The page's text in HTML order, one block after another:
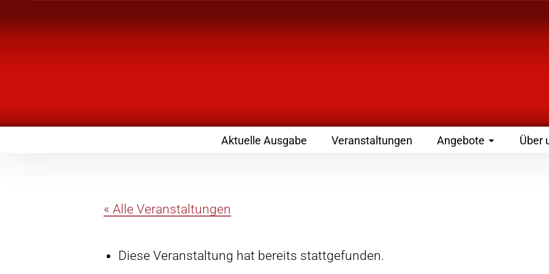
Landknirpse – Die Zeitschrift für Leute
Aktuelle Ausgabe Veranstaltungen Angebote Über
« Alle Veranstaltungen
Diese Veranstaltung hat bereits stattgefunden.